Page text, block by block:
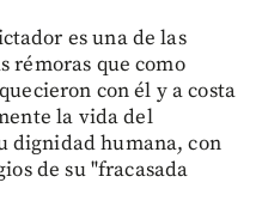
es una de las
rémoras que como
con él y a costa
la vida del
dignidad humana, con
de su "fracasada